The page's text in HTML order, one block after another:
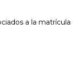
a la matrícula